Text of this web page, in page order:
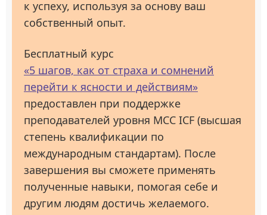
к успеху, используя за основу ваш
собственный опыт.
Бесплатный курс
«5 шагов, как от страха и сомнений
перейти к ясности и действиям»
предоставлен при поддержке
преподавателей уровня МСС ICF (высшая
степень квалификации по
международным стандартам). После
завершения вы сможете применять
полученные навыки, помогая себе и
другим людям достичь желаемого.